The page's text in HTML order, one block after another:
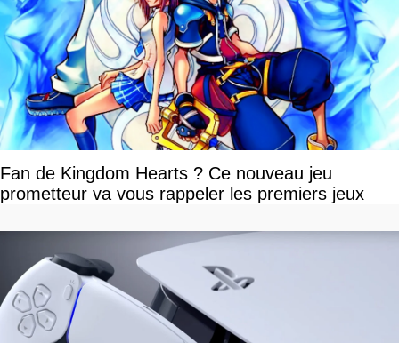
Fan de Kingdom Hearts ? Ce nouveau jeu
prometteur va vous rappeler les premiers jeux